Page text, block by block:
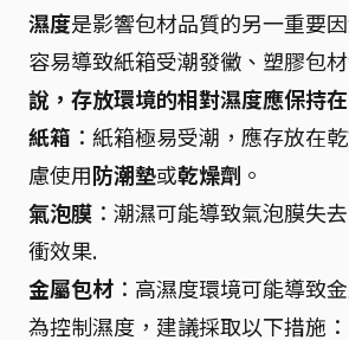
濕度是影響包材品質的另一重要
容易導致紙箱受潮發黴、塑膠包材
說，存放環境的相對濕度應保持
紙箱 ：紙箱極易受潮，應存放在
慮使用防潮墊或乾燥劑 。
氣泡膜 ：潮濕可能導致氣泡膜失
衝效果.
金屬包材 ：高濕度環境可能導致
為控制濕度，建議採取以下措施：